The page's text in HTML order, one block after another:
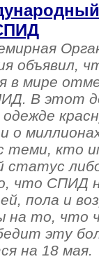
объявил,
в мире
В этот
о
теми, кто
статус
что СПИД
пола и
на то, что
эту
на 18 мая.